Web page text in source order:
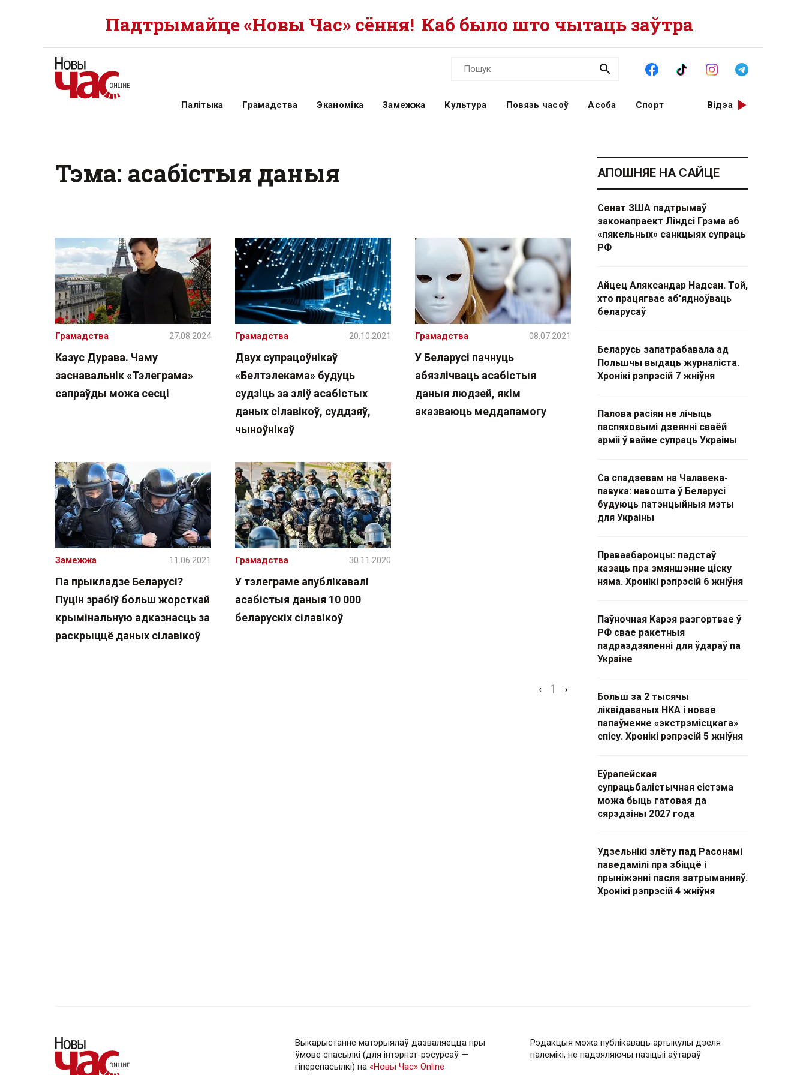
Падтрымайце «Новы Час» сёння! Каб было што чытаць заўтра
Палітыка Грамадства Эканоміка Замежжа Культура Повязь часоў Асоба Спорт Відэа
Тэма: асабістыя даныя
Казус Дурава. Чаму
заснавальнік «Тэлеграма»
сапраўды можа сесці
Грамадства 27.08.2024
Двух супрацоўнікаў
«Белтэлекама» будуць
судзіць за зліў асабістых
даных сілавікоў, суддзяў,
чыноўнікаў
Грамадства 20.10.2021
У Беларусі пачнуць
абязлічваць асабістыя
даныя людзей, якім
аказваюць меддапамогу
Грамадства 08.07.2021
Па прыкладзе Беларусі?
Пуцін зрабіў больш жорсткай
крымінальную адказнасць за
раскрыццё даных сілавікоў
Замежжа 11.06.2021
У тэлеграме апублікавалі
асабістыя даныя 10 000
беларускіх сілавікоў
Грамадства 30.11.2020
‹ 1 ›
АПОШНЯЕ НА САЙЦЕ
Сенат ЗША падтрымаў
законапраект Ліндсі Грэма аб
«пякельных» санкцыях супраць
РФ
Айцец Аляксандар Надсан. Той,
хто працягвае аб'ядноўваць
беларусаў
Беларусь запатрабавала ад
Польшчы выдаць журналіста.
Хронікі рэпрэсій 7 жніўня
Палова расіян не лічыць
паспяховымі дзеянні сваёй
арміі ў вайне супраць Украіны
Са спадзевам на Чалавека-
павука: навошта ў Беларусі
будуюць патэнцыйныя мэты
для Украіны
Праваабаронцы: падстаў
казаць пра змяншэнне ціску
няма. Хронікі рэпрэсій 6 жніўня
Паўночная Карэя разгортвае ў
РФ свае ракетныя
падраздзяленні для ўдараў па
Украіне
Больш за 2 тысячы
ліквідаваных НКА і новае
папаўненне «экстрэмісцкага»
спісу. Хронікі рэпрэсій 5 жніўня
Еўрапейская
супрацьбалістычная сістэма
можа быць гатовая да
сярэдзіны 2027 года
Удзельнікі злёту пад Расонамі
паведамілі пра збіццё і
прыніжэнні пасля затрыманняў.
Хронікі рэпрэсій 4 жніўня
Выкарыстанне матэрыялаў дазваляецца пры
ўмове спасылкі (для інтэрнэт-рэсурсаў —
гiперспасылкi) на «Новы Час» Online
Рэдакцыя можа публікаваць артыкулы дзеля
палемікі, не падзяляючы пазіцыі аўтараў